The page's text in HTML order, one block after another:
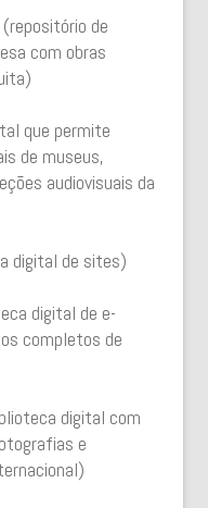
(repositório de
com obras
que permite
de museus,
audiovisuais da
digital de sites)
digital de e-
completos de
digital com
e